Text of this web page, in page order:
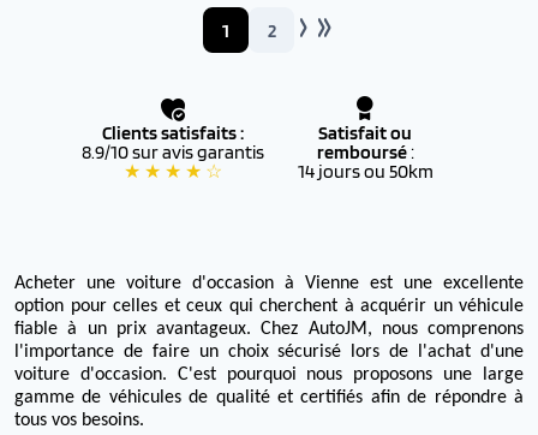
1 2
Clients satisfaits :
8.9/10 sur avis garantis
★ ★ ★ ★ ☆
Satisfait ou
remboursé:
14 jours ou 50km
Acheter une voiture d'occasion à Vienne est une excellente
option pour celles et ceux qui cherchent à acquérir un véhicule
fiable à un prix avantageux. Chez AutoJM, nous comprenons
l'importance de faire un choix sécurisé lors de l'achat d'une
voiture d'occasion. C'est pourquoi nous proposons une large
gamme de véhicules de qualité et certifiés afin de répondre à
tous vos besoins.